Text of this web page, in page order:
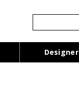
索:
Designer